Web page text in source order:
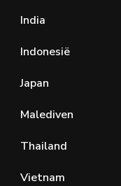
India
Indonesië
Japan
Malediven
Thailand
Vietnam